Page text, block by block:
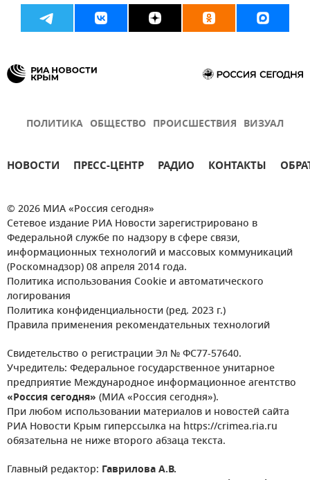
ПОЛИТИКА ОБЩЕСТВО ПРОИСШЕСТВИЯ ВИЗУАЛ
НОВОСТИ ПРЕСС-ЦЕНТР РАДИО КОНТАКТЫ
© 2026 МИА «Россия сегодня»
Сетевое издание РИА Новости зарегистрировано в
Федеральной службе по надзору в сфере связи,
информационных технологий и массовых коммуникаций
(Роскомнадзор) 08 апреля 2014 года.
Политика использования Cookie и автоматического
логирования
Политика конфиденциальности (ред. 2023 г.)
Правила применения рекомендательных технологий
Свидетельство о регистрации Эл № ФС77-57640.
Учредитель: Федеральное государственное унитарное
предприятие Международное информационное агентство
«Россия сегодня» (МИА «Россия сегодня»).
При любом использовании материалов и новостей сайта
РИА Новости Крым гиперссылка на https://crimea.ria.ru
обязательна не ниже второго абзаца текста.
Главный редактор: Гаврилова А.В.